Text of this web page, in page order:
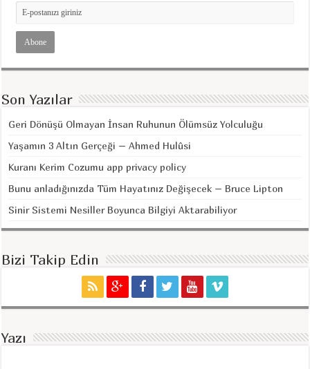
Son Yazılar
Geri Dönüşü Olmayan İnsan Ruhunun Ölümsüz Yolculuğu
Yaşamın 3 Altın Gerçeği – Ahmed Hulûsi
Kuranı Kerim Cozumu app privacy policy
Bunu anladığınızda Tüm Hayatınız Değişecek – Bruce Lipton
Sinir Sistemi Nesiller Boyunca Bilgiyi Aktarabiliyor
Bizi Takip Edin
Yazı